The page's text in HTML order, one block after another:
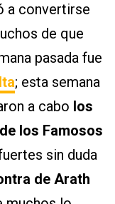
a convertirse
de que
pasada fue
; esta semana
a cabo los
los Famosos
sin duda
de Arath